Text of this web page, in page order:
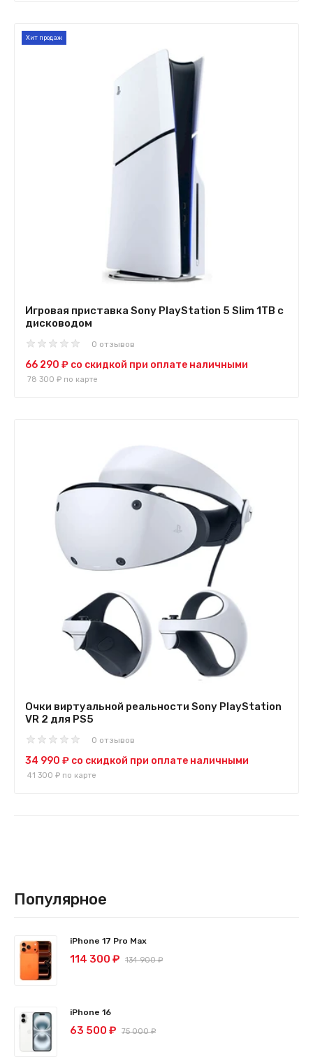
Хит продаж
Игровая приставка Sony PlayStation 5 Slim 1TB с
дисководом
0 отзывов
66 290 ₽ со скидкой при оплате наличными
78 300 ₽ по карте
Очки виртуальной реальности Sony PlayStation
VR 2 для PS5
0 отзывов
34 990 ₽ со скидкой при оплате наличными
41 300 ₽ по карте
Популярное
iPhone 17 Pro Max
114 300 ₽ 134 900 ₽
iPhone 16
63 500 ₽ 75 000 ₽